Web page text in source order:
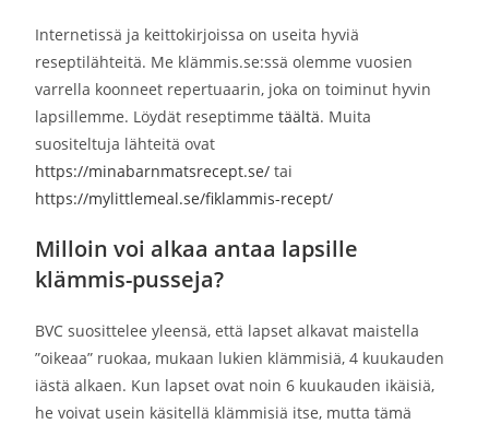
Internetissä ja keittokirjoissa on useita hyviä
reseptilähteitä. Me klämmis.se:ssä olemme vuosien
varrella koonneet repertuaarin, joka on toiminut hyvin
lapsillemme. Löydät reseptimmetäältä. Muita
suositeltuja lähteitä ovat
https://minabarnmatsrecept.se/ tai
https://mylittlemeal.se/fiklammis-recept/
Milloin voi alkaa antaa lapsille
klämmis-pusseja?
BVC suosittelee yleensä, että lapset alkavat maistella
”oikeaa” ruokaa, mukaan lukien klämmisiä, 4 kuukauden
iästä alkaen. Kun lapset ovat noin 6 kuukauden ikäisiä,
he voivat usein käsitellä klämmisiä itse, mutta tämä